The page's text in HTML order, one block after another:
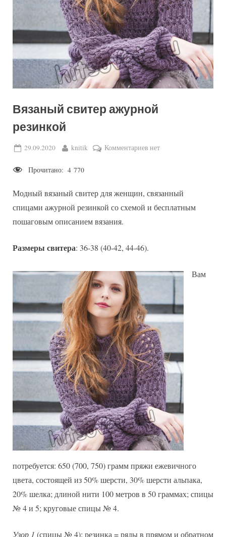
Вязаный свитер ажурной
резинкой
Posted
29.09.2020 By
knitik Комментариевк
ажурной
резинкой
нет
Прочитано: 4 770
Модный вязаный свитер для женщин, связанный
спицами ажурной резинкой со схемой и бесплатным
пошаговым описанием вязания.
Размеры свитера: 36-38 (40-42, 44-46).
Вам
потребуется: 650 (700, 750) грамм пряжи ежевичного
цвета, состоящей из 50% шерсти, 30% шерсти альпака,
20% шелка; длиной нити 100 метров в 50 граммах; спицы
№ 4 и 5; круговые спицы № 4.
Узор 1 (спицы № 4): резинка = ряды в прямом и обратном